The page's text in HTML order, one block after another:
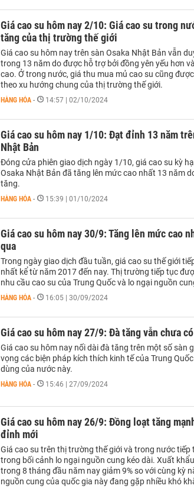
Giá cao su hôm nay 2/10: Giá cao su trong
tăng của thị trường thế giới
Giá cao su hôm nay trên sàn Osaka Nhật Bản vẫn
trong 13 năm do được hỗ trợ bởi đồng yên yếu hơn
cao. Ở trong nước, giá thu mua mủ cao su cũng
theo xu hướng chung của thị trường thế giới.
HÀNG HÓA - 14:57 | 02/10/2024
Giá cao su hôm nay 1/10: Đạt đỉnh 13 năm
Nhật Bản
Đóng cửa phiên giao dịch ngày 1/10, giá cao su kỳ
Osaka Nhật Bản đã tăng lên mức cao nhất 13 năm
tăng.
HÀNG HÓA - 15:39 | 01/10/2024
Giá cao su hôm nay 30/9: Tăng lên mức cao
qua
Trong ngày giao dịch đầu tuần, giá cao su thế giới
nhất kể từ năm 2017 đến nay. Thị trường tiếp tục
nhu cầu cao su của Trung Quốc và lo ngại nguồn
HÀNG HÓA - 16:05 | 30/09/2024
Giá cao su hôm nay 27/9: Đà tăng vẫn chưa
Giá cao su hôm nay nối dài đà tăng trên một số sàn
vọng các biện pháp kích thích kinh tế của Trung
dùng của nước này.
HÀNG HÓA - 15:46 | 27/09/2024
Giá cao su hôm nay 26/9: Đồng loạt tăng
đỉnh mới
Giá cao su trên thị trường thế giới và trong nước tiếp
trong bối cảnh lo ngại nguồn cung kéo dài. Xuất
trong 8 tháng đầu năm nay giảm 9% so với cùng kỳ
nguồn cung của quốc gia này đang gặp nhiều khó